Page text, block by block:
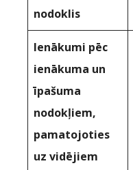
nodoklis
Ienākumi pēc
ienākuma un
īpašuma
nodokļiem,
pamatojoties
uz vidējiem